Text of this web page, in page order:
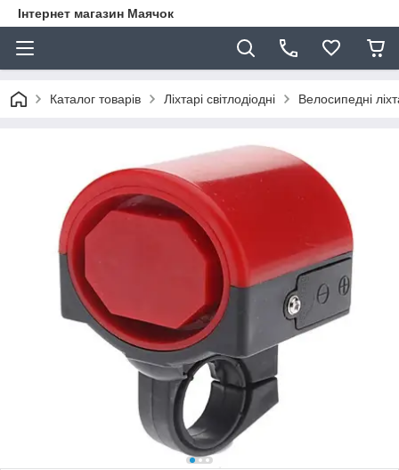
Інтернет магазин Маячок
Каталог товарів Ліхтарі світлодіодні Велосипедні